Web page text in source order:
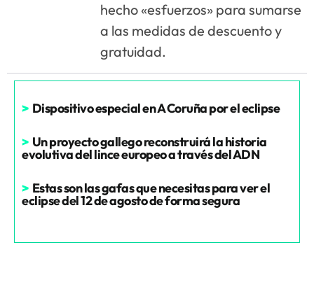
hecho «esfuerzos» para sumarse
a las medidas de descuento y
gratuidad.
> Dispositivo especial en A Coruña por el eclipse
> Un proyecto gallego reconstruirá la historia
evolutiva del lince europeo a través del ADN
> Estas son las gafas que necesitas para ver el
eclipse del 12 de agosto de forma segura